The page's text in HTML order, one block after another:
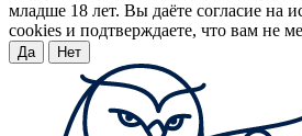
младше 18 лет. Вы даёте согласие на
cookies и подтверждаете, что вам не
Да Нет